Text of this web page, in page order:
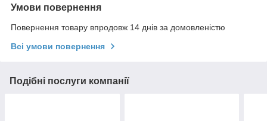
Умови повернення
Повернення товару впродовж 14 днів за домовленістю
Всі умови повернення
Подібні послуги компанії